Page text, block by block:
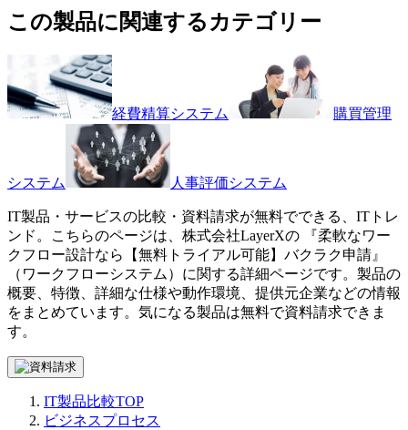
この製品に関連するカテゴリー
経費精算システム 購買管理
システム 人事評価システム
IT製品・サービスの比較・資料請求が無料でできる、ITトレ
ンド。こちらのページは、 株式会社LayerXの 『柔軟なワー
クフロー設計なら【無料トライアル可能】 バクラク申請 』
（ ワークフローシステム ）に関する詳細ページです。製品の
概要、特徴、詳細な仕様や動作環境、提供元企業などの情報
をまとめています。気になる製品は無料で資料請求できま
す。
IT製品比較TOP
ビジネスプロセス